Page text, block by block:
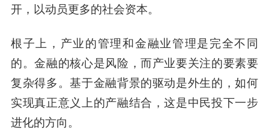
开，以动员更多的社会资本。
根子上，产业的管理和金融业管理是完全不同
的。金融的核心是风险，而产业要关注的要素要
复杂得多。基于金融背景的驱动是外生的，如何
实现真正意义上的产融结合，这是中民投下一步
进化的方向。